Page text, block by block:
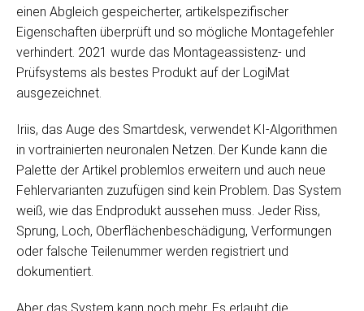
einen Abgleich gespeicherter, artikelspezifischer
Eigenschaften überprüft und so mögliche Montagefehler
verhindert. 2021 wurde das Montageassistenz- und
Prüfsystems als bestes Produkt auf der LogiMat
ausgezeichnet.
Iriis, das Auge des Smartdesk, verwendet KI-Algorithmen
in vortrainierten neuronalen Netzen. Der Kunde kann die
Palette der Artikel problemlos erweitern und auch neue
Fehlervarianten zuzufügen sind kein Problem. Das System
weiß, wie das Endprodukt aussehen muss. Jeder Riss,
Sprung, Loch, Oberflächenbeschädigung, Verformungen
oder falsche Teilenummer werden registriert und
dokumentiert.